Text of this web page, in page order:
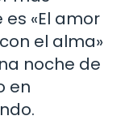
«El amor
el alma»
noche de
en